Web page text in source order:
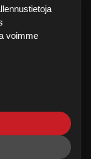
Korjaukset voivat
voimme